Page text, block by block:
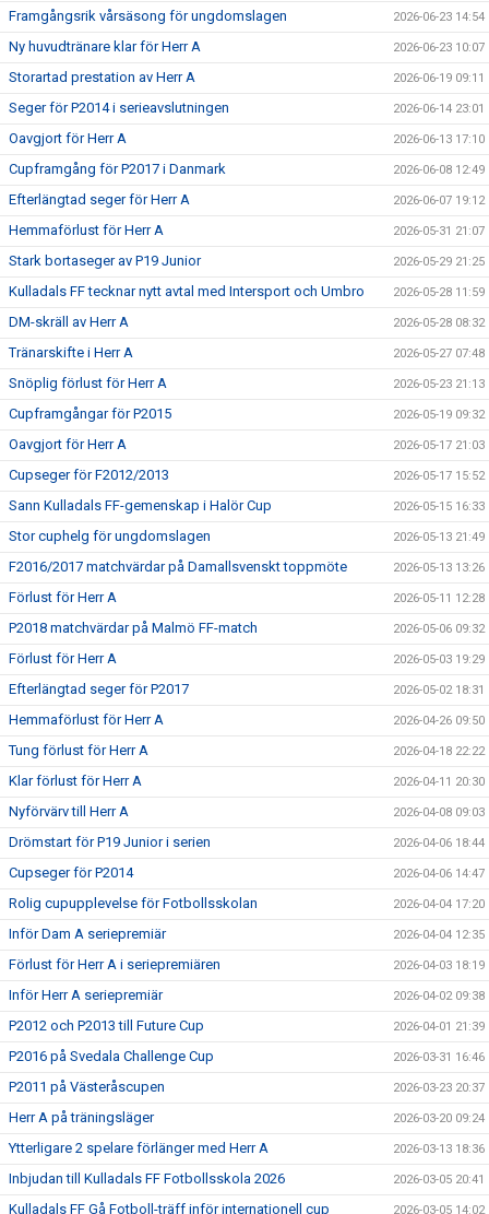
Framgångsrik vårsäsong för ungdomslagen 2026-06-23 14:54
Ny huvudtränare klar för Herr A 2026-06-23 10:07
Storartad prestation av Herr A 2026-06-19 09:11
Seger för P2014 i serieavslutningen 2026-06-14 23:01
Oavgjort för Herr A 2026-06-13 17:10
Cupframgång för P2017 i Danmark 2026-06-08 12:49
Efterlängtad seger för Herr A 2026-06-07 19:12
Hemmaförlust för Herr A 2026-05-31 21:07
Stark bortaseger av P19 Junior 2026-05-29 21:25
Kulladals FF tecknar nytt avtal med Intersport och Umbro 2026-05-28 11:59
DM-skräll av Herr A 2026-05-28 08:32
Tränarskifte i Herr A 2026-05-27 07:48
Snöplig förlust för Herr A 2026-05-23 21:13
Cupframgångar för P2015 2026-05-19 09:32
Oavgjort för Herr A 2026-05-17 21:03
Cupseger för F2012/2013 2026-05-17 15:52
Sann Kulladals FF-gemenskap i Halör Cup 2026-05-15 16:33
Stor cuphelg för ungdomslagen 2026-05-13 21:49
F2016/2017 matchvärdar på Damallsvenskt toppmöte 2026-05-13 13:26
Förlust för Herr A 2026-05-11 12:28
P2018 matchvärdar på Malmö FF-match 2026-05-06 09:32
Förlust för Herr A 2026-05-03 19:29
Efterlängtad seger för P2017 2026-05-02 18:31
Hemmaförlust för Herr A 2026-04-26 09:50
Tung förlust för Herr A 2026-04-18 22:22
Klar förlust för Herr A 2026-04-11 20:30
Nyförvärv till Herr A 2026-04-08 09:03
Drömstart för P19 Junior i serien 2026-04-06 18:44
Cupseger för P2014 2026-04-06 14:47
Rolig cupupplevelse för Fotbollsskolan 2026-04-04 17:20
Inför Dam A seriepremiär 2026-04-04 12:35
Förlust för Herr A i seriepremiären 2026-04-03 18:19
Inför Herr A seriepremiär 2026-04-02 09:38
P2012 och P2013 till Future Cup 2026-04-01 21:39
P2016 på Svedala Challenge Cup 2026-03-31 16:46
P2011 på Västeråscupen 2026-03-23 20:37
Herr A på träningsläger 2026-03-20 09:24
Ytterligare 2 spelare förlänger med Herr A 2026-03-13 18:36
Inbjudan till Kulladals FF Fotbollsskola 2026 2026-03-05 20:41
Kulladals FF Gå Fotboll-träff inför internationell cup 2026-03-05 14:02